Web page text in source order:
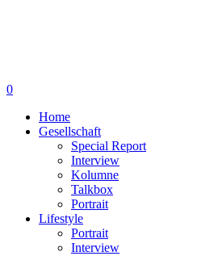
0
Home
Gesellschaft
Special Report
Interview
Kolumne
Talkbox
Portrait
Lifestyle
Portrait
Interview